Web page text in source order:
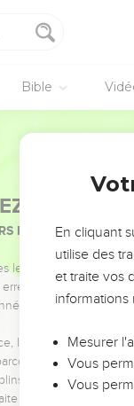
Bible
PAS
POUVAIENT VOUS
leaders pour leurs
et les saisons
leaders,
et les clés
Que vous
pour vous.
En cliquant
utilise des
et traite vos
informations
Mesurer
Vous
Vous